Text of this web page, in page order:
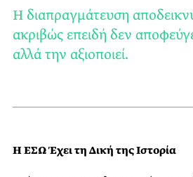
Η διαπραγμάτευση
ακριβώς επειδή δεν
αλλά την αξιοποιεί.
Η ΕΣΩ Έχει τη Δική της Ιστορία